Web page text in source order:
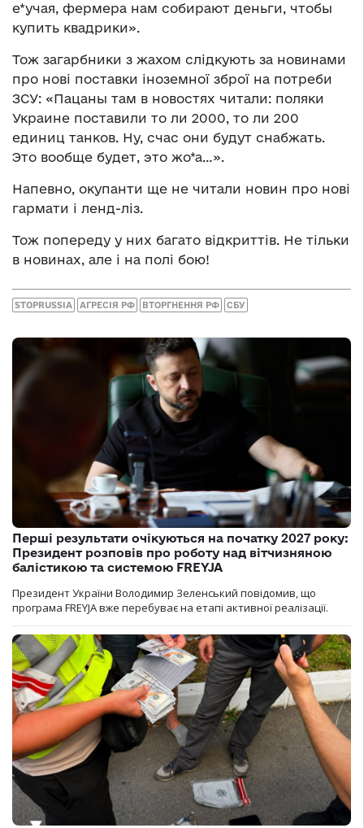
е*учая, фермера нам собирают деньги, чтобы
купить квадрики».
Тож загарбники з жахом слідкують за новинами
про нові поставки іноземної зброї на потреби
ЗСУ: «Пацаны там в новостях читали: поляки
Украине поставили то ли 2000, то ли 200
единиц танков. Ну, счас они будут снабжать.
Это вообще будет, это жо*а…».
Напевно, окупанти ще не читали новин про нові
гармати і ленд-ліз.
Тож попереду у них багато відкриттів. Не тільки
в новинах, але і на полі бою!
STOPRUSSIA АГРЕСІЯ РФ ВТОРГНЕННЯ РФ СБУ
Перші результати очікуються на початку 2027 року:
Президент розповів про роботу над вітчизняною
балістикою та системою FREYJA
Президент України Володимир Зеленський повідомив, що
програма FREYJA вже перебуває на етапі активної реалізації.